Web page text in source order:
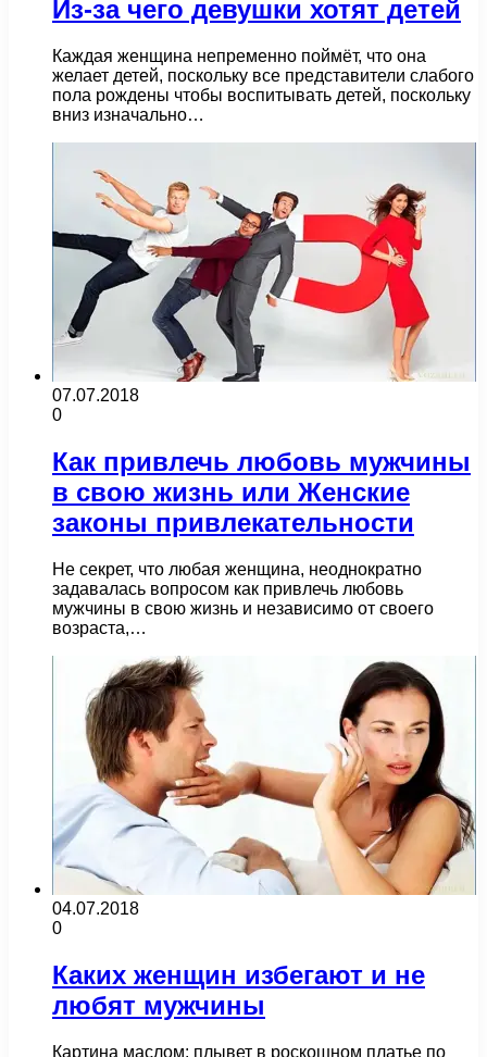
Из-за чего девушки хотят детей
Каждая женщина непременно поймёт, что она
желает детей, поскольку все представители слабого
пола рождены чтобы воспитывать детей, поскольку
вниз изначально…
07.07.2018
0
Как привлечь любовь мужчины
в свою жизнь или Женские
законы привлекательности
Не секрет, что любая женщина, неоднократно
задавалась вопросом как привлечь любовь
мужчины в свою жизнь и независимо от своего
возраста,…
04.07.2018
0
Каких женщин избегают и не
любят мужчины
Картина маслом: плывет в роскошном платье по